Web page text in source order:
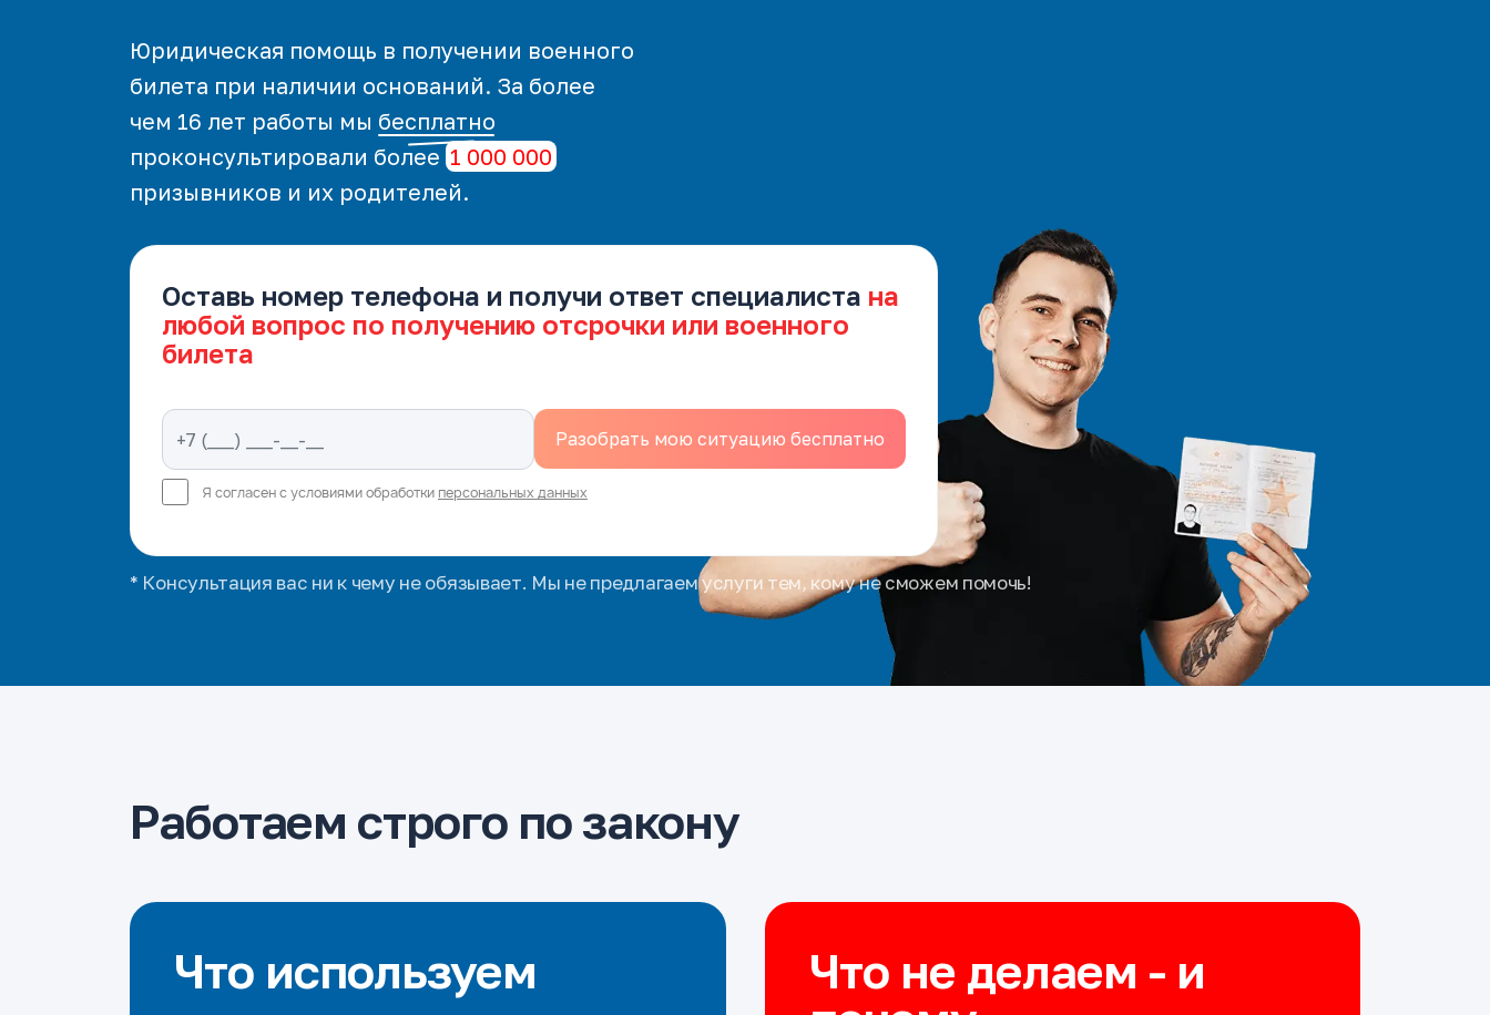
Юридическая помощь в получении военного
билета при наличии оснований. За более
чем 16 лет работы мы бесплатно
проконсультировали более 1 000 000
призывников и их родителей.
Оставь номер телефона и получи ответ специалиста на
любой вопрос по получению отсрочки или военного
билета
Я согласен с условиями обработки персональных данных
* Консультация вас ни к чему не обязывает. Мы не предлагаем услуги тем, кому не сможем помочь!
Работаем строго по закону
Что используем
Что не делаем - и